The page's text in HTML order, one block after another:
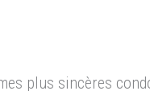
plus sincères